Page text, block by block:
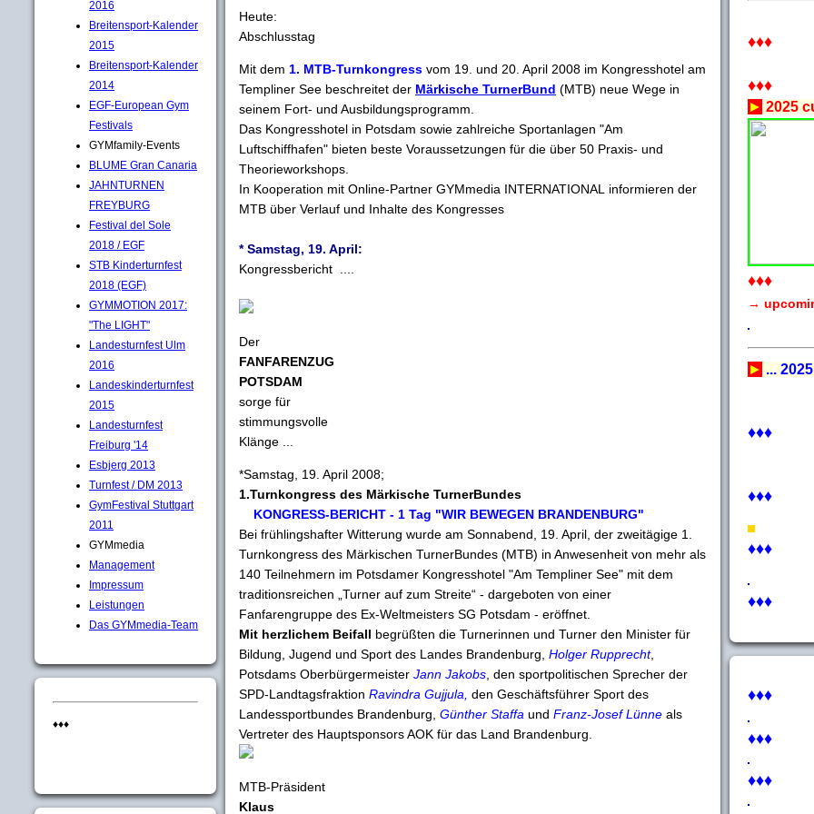
2016
Breitensport-Kalender
2015
Breitensport-Kalender
2014
EGF-European Gym
Festivals
GYMfamily-Events
BLUME Gran Canaria
JAHNTURNEN
FREYBURG
Festival del Sole
2018 / EGF
STB Kinderturnfest
2018 (EGF)
GYMMOTION 2017:
"The LIGHT"
Landesturnfest Ulm
2016
Landeskinderturnfest
2015
Landesturnfest
Freiburg '14
Esbjerg 2013
Turnfest / DM 2013
GymFestival Stuttgart
2011
GYMmedia
Management
Impressum
Leistungen
Das GYMmedia-Team
♦♦♦
Heute:
Abschlusstag
Mit dem 1. MTB-Turnkongress vom 19. und 20. April 2008 im Kongresshotel am
Templiner See beschreitet der Märkische TurnerBund (MTB) neue Wege in
seinem Fort- und Ausbildungsprogramm.
Das Kongresshotel in Potsdam sowie zahlreiche Sportanlagen "Am
Luftschiffhafen" bieten beste Voraussetzungen für die über 50 Praxis- und
Theorieworkshops.
In Kooperation mit Online-Partner GYMmedia INTERNATIONAL informieren der
MTB über Verlauf und Inhalte des Kongresses
* Samstag, 19. April:
Kongressbericht ....
Der
FANFARENZUG
POTSDAM
sorge für
stimmungsvolle
Klänge ...
*Samstag, 19. April 2008;
1.Turnkongress des Märkische TurnerBundes
KONGRESS-BERICHT - 1 Tag "WIR BEWEGEN BRANDENBURG"
Bei frühlingshafter Witterung wurde am Sonnabend, 19. April, der zweitägige 1.
Turnkongress des Märkischen TurnerBundes (MTB) in Anwesenheit von mehr als
140 Teilnehmern im Potsdamer Kongresshotel "Am Templiner See" mit dem
traditionsreichen „Turner auf zum Streite“ - dargeboten von einer
Fanfarengruppe des Ex-Weltmeisters SG Potsdam - eröffnet.
Mit herzlichem Beifall begrüßten die Turnerinnen und Turner den Minister für
Bildung, Jugend und Sport des Landes Brandenburg, Holger Rupprecht,
Potsdams Oberbürgermeister Jann Jakobs , den sportpolitischen Sprecher der
SPD-Landtagsfraktion Ravindra Gujjula, den Geschäftsführer Sport des
Landessportbundes Brandenburg, Günther Staffa und Franz-Josef Lünne als
Vertreter des Hauptsponsors AOK für das Land Brandenburg.
MTB-Präsident
Klaus
♦♦♦
♦♦♦
► 2025
♦♦♦
→
► ...
♦♦♦
♦♦♦
♦♦♦
♦♦♦
♦♦♦
♦♦♦
♦♦♦